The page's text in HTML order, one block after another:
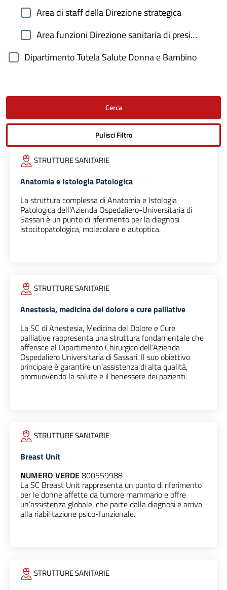
Area di staff della Direzione strategica
Area funzioni Direzione sanitaria di presidio
Dipartimento Tutela Salute Donna e Bambino
STRUTTURE SANITARIE
Anatomia e Istologia Patologica
La struttura complessa di Anatomia e Istologia
Patologica dell’Azienda Ospedaliero-Universitaria di
Sassari è un punto di riferimento per la diagnosi
istocitopatologica, molecolare e autoptica.
STRUTTURE SANITARIE
Anestesia, medicina del dolore e cure palliative
La SC di Anestesia, Medicina del Dolore e Cure
palliative rappresenta una struttura fondamentale che
afferisce al Dipartimento Chirurgico dell’Azienda
Ospedaliero Universitaria di Sassari. Il suo obiettivo
principale è garantire un’assistenza di alta qualità,
promuovendo la salute e il benessere dei pazienti.
STRUTTURE SANITARIE
Breast Unit
NUMERO VERDE800559988
La SC Breast Unit rappresenta un punto di riferimento
per le donne affette da tumore mammario e offre
un’assistenza globale, che parte dalla diagnosi e arriva
alla riabilitazione psico-funzionale.
STRUTTURE SANITARIE